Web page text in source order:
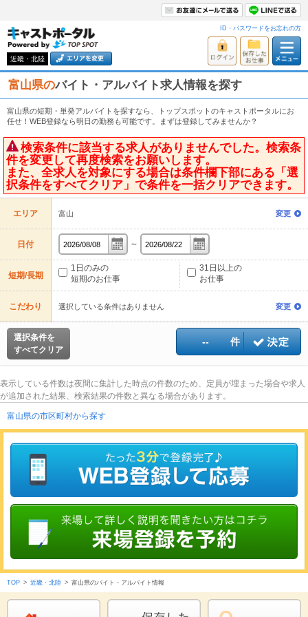
近畿・北陸
ID・パスワードをお忘れの方
富山県のバイト・アルバイト求人情報を探す
富山県の短期・単発アルバイトを探すなら、トップスポットのキャストポータルにお
任せ！WEB登録なら明日の勤務も可能です。まずは登録してみませんか？
検索条件に該当する求人がありませんでした。検索条
件を変更して再度検索をお願いします。
また、全求人を対象にする場合は条件欄下部にある「選
択条件をすべてクリア」で条件を一括クリアできます。
エリア 富山 変更
日付 ～
短期/長期
1日のみの
短期のお仕事
31日以上の
お仕事
こだわり 選択している条件はありません 変更
選択条件を
すべてクリア
-- 件
表示している件数は夜間に集計した時点の件数のため、定員が埋まった場合や求人
が追加された結果、検索結果の件数と異なる場合があります。
富山県の市区町村から探す
TOP > 近畿・北陸 > 富山県のバイト・アルバイト情報